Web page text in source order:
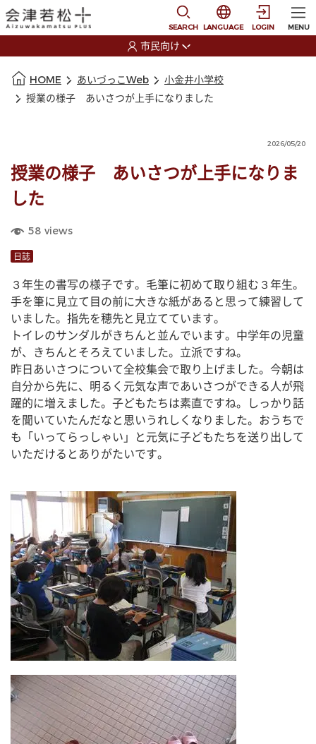
SEARCH
選択すると言語の切
LANGUAGE LOGIN MENU
市民向け
HOME あいづっこWeb
小金井小学校
授業の様子 あいさつが上手になりました
2026/05/20
授業の様子 あいさつが上手になりま
した
58 views
日誌
３年生の書写の様子です。毛筆に初めて取り組む３年生。
手を筆に見立て目の前に大きな紙があると思って練習して
いました。指先を穂先と見立てています。
トイレのサンダルがきちんと並んでいます。中学年の児童
が、きちんとそろえていました。立派ですね。
昨日あいさつについて全校集会で取り上げました。今朝は
自分から先に、明るく元気な声であいさつができる人が飛
躍的に増えました。子どもたちは素直ですね。しっかり話
を聞いていたんだなと思いうれしくなりました。おうちで
も「いってらっしゃい」と元気に子どもたちを送り出して
いただけるとありがたいです。